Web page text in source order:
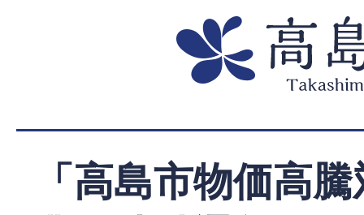
「高島市物価高